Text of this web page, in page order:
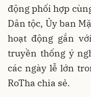
động phối hợp
Dân tộc, Ủy ban
hoạt động gắn
truyền thống ý
các ngày lễ lớn
RoTha chia sẻ.